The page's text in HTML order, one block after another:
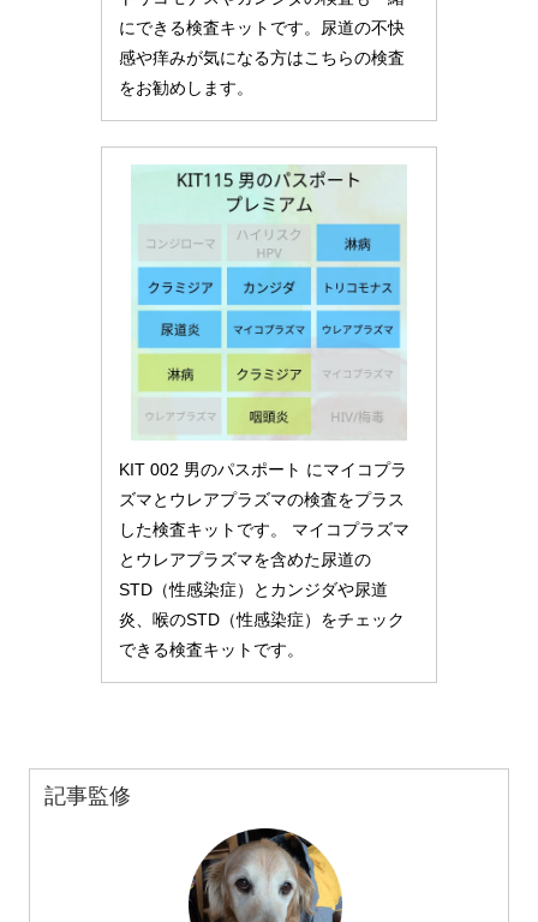
にできる検査キットです。尿道の不快
感や痒みが気になる方はこちらの検査
をお勧めします。
KIT 002 男のパスポート にマイコプラ
ズマとウレアプラズマの検査をプラス
した検査キットです。 マイコプラズマ
とウレアプラズマを含めた尿道の
STD（性感染症）とカンジダや尿道
炎、喉のSTD（性感染症）をチェック
できる検査キットです。
記事監修